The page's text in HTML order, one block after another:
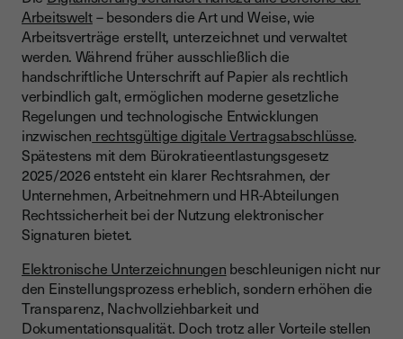
Schriftform nach § 126 BGB
Textform nach § 126b BGB
Welche Regelung gilt für Arbeitsverträge?
Welche Signaturarten gibt es?
Einfache elektronische Signatur (EES)
Fortgeschrittene elektronische Signatur (FES)
Qualifizierte elektronische Signatur (QES)
Grundsatz 2026: Die Textform ist ausreichend
Wann ist eine QES zwingend?
Arbeitswelt– besonders die Art und Weise, wie
Arbeitsverträge erstellt, unterzeichnet und verwaltet
werden. Während früher ausschließlich die
handschriftliche Unterschrift auf Papier als rechtlich
verbindlich galt, ermöglichen moderne gesetzliche
Regelungen und technologische Entwicklungen
inzwischen rechtsgültige digitale Vertragsabschlüsse.
Spätestens mit dem Bürokratieentlastungsgesetz
2025/2026 entsteht ein klarer Rechtsrahmen, der
Unternehmen, Arbeitnehmern und HR-Abteilungen
Rechtssicherheit bei der Nutzung elektronischer
Signaturen bietet.
Elektronische Unterzeichnungen beschleunigen nicht nur
den Einstellungsprozess erheblich, sondern erhöhen die
Transparenz, Nachvollziehbarkeit und
Dokumentationsqualität. Doch trotz aller Vorteile stellen